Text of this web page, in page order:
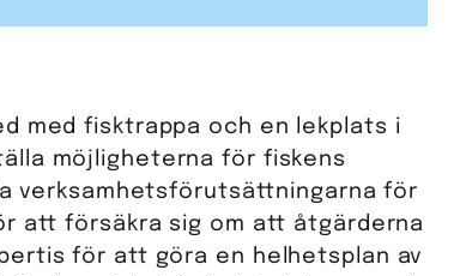
med fisktrappa och en lekplats i
möjligheterna för fiskens
verksamhetsförutsättningarna för
att försäkra sig om att åtgärderna
för att göra en helhetsplan av